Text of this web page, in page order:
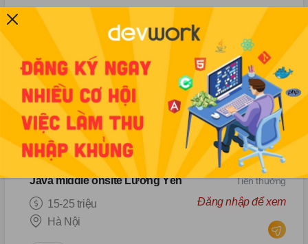
Java onsite Nguyễn Lương Bằng/Cửa Nam
15-25 triệu
Hà Nội
Java Spring boot
Tiền thưởng
Đăng nhập để xem
Java middle onsite Lương Yên
15-25 triệu
Hà Nội
Tiền thưởng
Đăng nhập để xem